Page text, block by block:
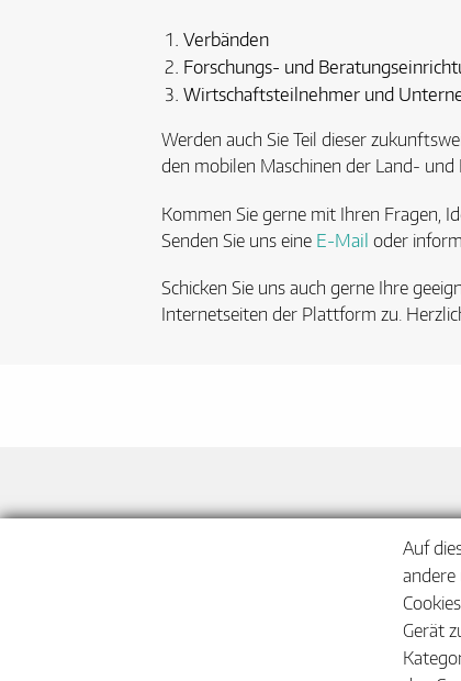
Verbänden
Forschungs- und
Wirtschaftsteilnehmer und
Werden auch Sie Teil dieser
den mobilen Maschinen der Land-
Kommen Sie gerne mit Ihren Fragen,
Senden Sie uns eine E-Mail oder
Schicken Sie uns auch gerne Ihre
Internetseiten der Plattform zu.
Auf
andere
Gerät